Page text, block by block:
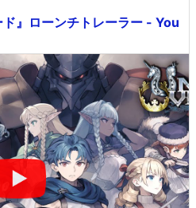
ド』ローンチトレーラー - You